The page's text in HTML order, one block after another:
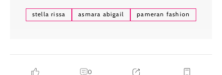
stella rissa asmara abigail pameran fashion
0